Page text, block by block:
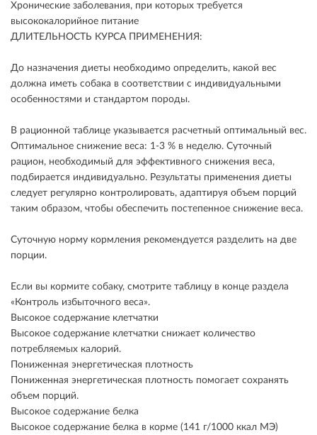
Хронические заболевания, при которых требуется
высококалорийное питание
ДЛИТЕЛЬНОСТЬ КУРСА ПРИМЕНЕНИЯ:
До назначения диеты необходимо определить, какой вес
должна иметь собака в соответствии с индивидуальными
особенностями и стандартом породы.
В рационной таблице указывается расчетный оптимальный вес.
Оптимальное снижение веса: 1-3 % в неделю. Суточный
рацион, необходимый для эффективного снижения веса,
подбирается индивидуально. Результаты применения диеты
следует регулярно контролировать, адаптируя объем порций
таким образом, чтобы обеспечить постепенное снижение веса.
Суточную норму кормления рекомендуется разделить на две
порции.
Если вы кормите собаку, смотрите таблицу в конце раздела
«Контроль избыточного веса».
Высокое содержание клетчатки
Высокое содержание клетчатки снижает количество
потребляемых калорий.
Пониженная энергетическая плотность
Пониженная энергетическая плотность помогает сохранять
объем порций.
Высокое содержание белка
Высокое содержание белка в корме (141 г/1000 ккал МЭ)